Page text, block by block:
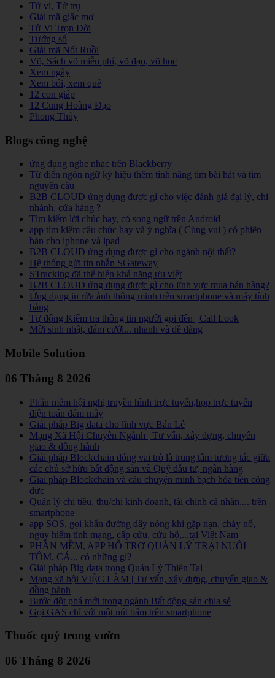
Tử vi, Tứ trụ
Giải mã giấc mơ
Tử Vi Trọn Đời
Tướng số
Giải mã Nốt Ruồi
Võ, Sách võ miễn phí, võ đạo, võ học
Xem ngày
Xem bói, xem quẻ
12 con giáp
12 Cung Hoàng Đạo
Phong Thủy
Blogs công nghệ
ứng dụng nghe nhạc trên Blackberry
Từ điển ngôn ngữ ký hiệu thêm tính năng tìm bài hát và tìm
nguyên câu
B2B CLOUD ứng dụng được gì cho việc đánh giá đại lý, chi
nhánh, cửa hàng ?
Tìm kiếm lời chúc hay, có song ngữ trên Android
app tìm kiếm câu chúc hay và ý nghĩa ( Cùng vui ) có phiên
bản cho iphone và ipad
B2B CLOUD ứng dụng được gì cho ngành nội thất?
Hệ thống gửi tin nhắn SGateway
STracking đã thể hiện khả năng ưu việt
B2B CLOUD ứng dụng được gì cho lĩnh vực mua bán hàng?
Ứng dụng in rửa ảnh thông minh trên smartphone và máy tính
bảng
Tự động Kiểm tra thông tin người gọi đến | Call Look
Mời sinh nhật, đám cưới... nhanh và dễ dàng
Mobile Solution
06 Tháng 8 2026
Phần mềm hội nghị truyền hình trực tuyến,họp trực tuyến
điện toán đám mây
Giải pháp Big data cho lĩnh vực Bán Lẻ
Mạng Xã Hội Chuyên Ngành | Tư vấn, xây dựng, chuyển
giao & đồng hành
Giải pháp Blockchain đóng vai trò là trung tâm tương tác giữa
các chủ sở hữu bất động sản và Quỹ đầu tư, ngân hàng
Giải pháp Blockchain và câu chuyện minh bạch hóa tiền công
đức
Quản lý chi tiêu, thu/chi kinh doanh, tài chính cá nhân,... trên
smartphone
app SOS, gọi khẩn đường dây nóng khi gặp nạn, cháy nổ,
nguy hiểm tính mạng, cấp cứu, cứu hộ,...tại Việt Nam
PHẦN MỀM, APP HỖ TRỢ QUẢN LÝ TRẠI NUÔI
TÔM, CÁ... có những gì?
Giải pháp Big data trong Quản Lý Thiên Tai
Mạng xã hội VIỆC LÀM | Tư vấn, xây dựng, chuyển giao &
đồng hành
Bước đột phá mới trong ngành Bất động sản chia sẻ
Gọi GAS chỉ với một nút bấm trên smartphone
Thuốc quý trong vườn
06 Tháng 8 2026